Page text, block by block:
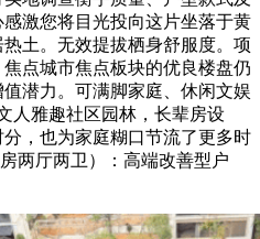
激您将目光投向这片坐落于黄
土。无效提拔栖身舒服度。项
点城市焦点板块的优良楼盘仍
潜力。可满脚家庭、休闲文娱
人雅趣社区园林，长辈房设
，也为家庭糊口节流了更多时
两厅两卫）：高端改善型户